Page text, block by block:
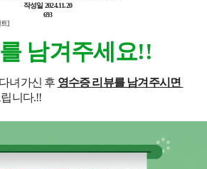
작성일 2024.11.20
693
]
남겨주세요!!
녀가신 후 영수증 리뷰를 남겨주시면
니다.!!